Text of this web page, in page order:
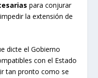
para conjurar
la extensión de
dicte el Gobierno
con el Estado
tan pronto como se